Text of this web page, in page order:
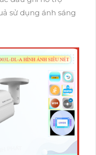
sử dụng ánh sáng